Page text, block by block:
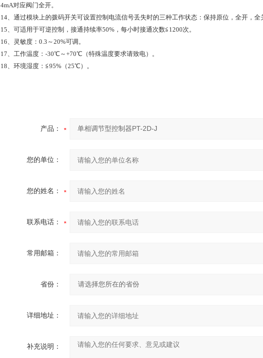
4mA对应阀门全开。
14、通过模块上的拨码开关可设置控制电流信号丢失时的三种工作状态：保持原位，全开，全
15、可适用于可逆控制，接通持续率50%，每小时接通次数≦1200次。
16、灵敏度：0.3～20%可调。
17、工作温度：-30℃～+70℃（特殊温度要求请致电）。
18、环境湿度：≦95%（25℃）。
产品：
您的单位：
您的姓名：
联系电话：
常用邮箱：
省份：
详细地址：
补充说明：